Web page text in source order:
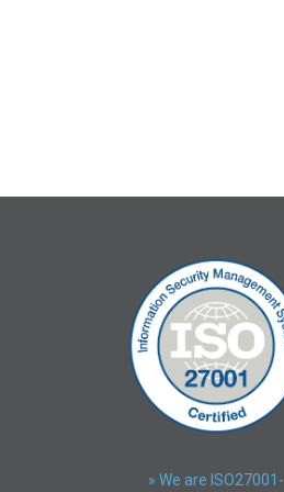
» We are ISO27001-